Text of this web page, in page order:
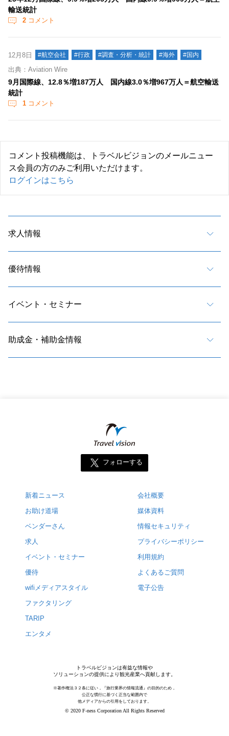
輸送統計
2 コメント
12月8日 #航空会社 #行政 #調査・分析・統計 #海外 #国内
出典：Aviation Wire
9月国際線、12.8％増187万人 国内線3.0％増967万人＝航空輸送
統計
1 コメント
コメント投稿機能は、トラベルビジョンのメールニュー
ス会員の方のみご利用いただけます。
ログインはこちら
求人情報
優待情報
イベント・セミナー
助成金・補助金情報
フォローする
新着ニュース
お助け道場
ベンダーさん
求人
イベント・セミナー
優待
wifiメディアスタイル
ファクタリング
TARIP
エンタメ
会社概要
媒体資料
情報セキュリティ
プライバシーポリシー
利用規約
よくあるご質問
電子公告
トラベルビジョンは有益な情報や
ソリューションの提供により観光産業へ貢献します。
※著作権法３２条に従い，『旅行業界の情報流通』の目的のため，
公正な慣行に基づく正当な範囲内で
他メディアからの引用をしております。
© 2020 F-ness Corporation All Rights Reserved